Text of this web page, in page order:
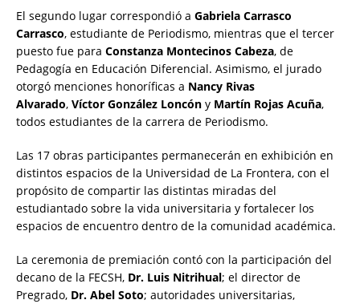
El segundo lugar correspondió a Gabriela Carrasco
Carrasco, estudiante de Periodismo, mientras que el tercer
puesto fue para Constanza Montecinos Cabeza, de
Pedagogía en Educación Diferencial. Asimismo, el jurado
otorgó menciones honoríficas a Nancy Rivas
Alvarado, Víctor González Loncón y Martín Rojas Acuña,
todos estudiantes de la carrera de Periodismo.
Las 17 obras participantes permanecerán en exhibición en
distintos espacios de la Universidad de La Frontera, con el
propósito de compartir las distintas miradas del
estudiantado sobre la vida universitaria y fortalecer los
espacios de encuentro dentro de la comunidad académica.
La ceremonia de premiación contó con la participación del
decano de la FECSH, Dr. Luis Nitrihual; el director de
Pregrado, Dr. Abel Soto; autoridades universitarias,